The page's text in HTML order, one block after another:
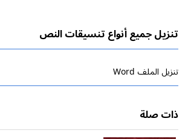
تنزيل جميع أنواع تنسيقات النص
تنزیل الملف Word
ذات صلة